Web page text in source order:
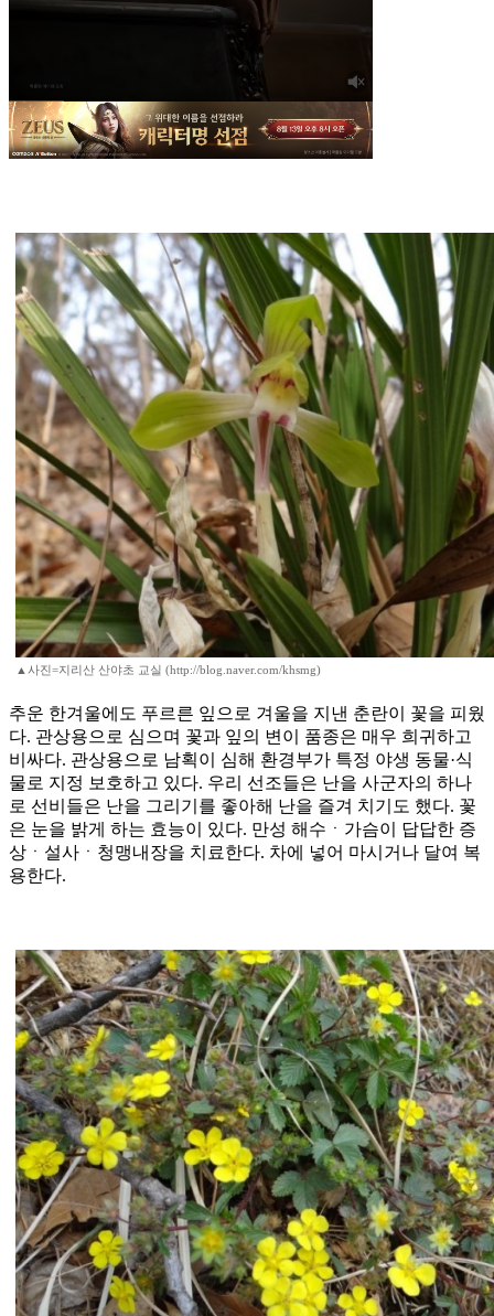
▲사진=지리산 산야초 교실 (http://blog.naver.com/khsmg)
추운 한겨울에도 푸르른 잎으로 겨울을 지낸 춘란이 꽃을 피웠
다. 관상용으로 심으며 꽃과 잎의 변이 품종은 매우 희귀하고
비싸다. 관상용으로 남획이 심해 환경부가 특정 야생 동물·식
물로 지정 보호하고 있다. 우리 선조들은 난을 사군자의 하나
로 선비들은 난을 그리기를 좋아해 난을 즐겨 치기도 했다. 꽃
은 눈을 밝게 하는 효능이 있다. 만성 해수ㆍ가슴이 답답한 증
상ㆍ설사ㆍ청맹내장을 치료한다. 차에 넣어 마시거나 달여 복
용한다.